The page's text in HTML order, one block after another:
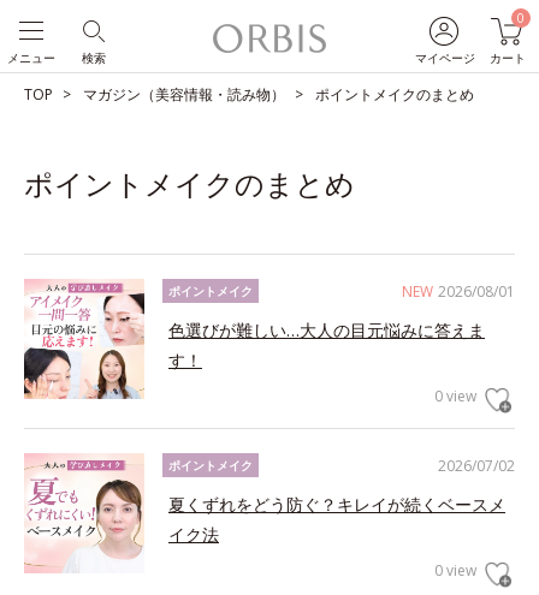
マイページ
0
カート
検索
メニュー
TOP マガジン（美容情報・読み物） ポイントメイクのまとめ
ポイントメイクのまとめ
NEW 2026/08/01
ポイントメイク
色選びが難しい…大人の目元悩みに答えま
す！
0 view
2026/07/02
ポイントメイク
夏くずれをどう防ぐ？キレイが続くベースメ
イク法
0 view